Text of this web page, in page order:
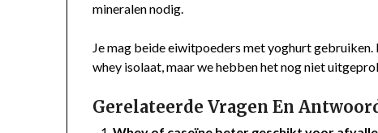
mineralen nodig.
Je mag beide eiwitpoeders met yoghurt
whey isolaat, maar we hebben het nog niet
Gerelateerde Vragen En